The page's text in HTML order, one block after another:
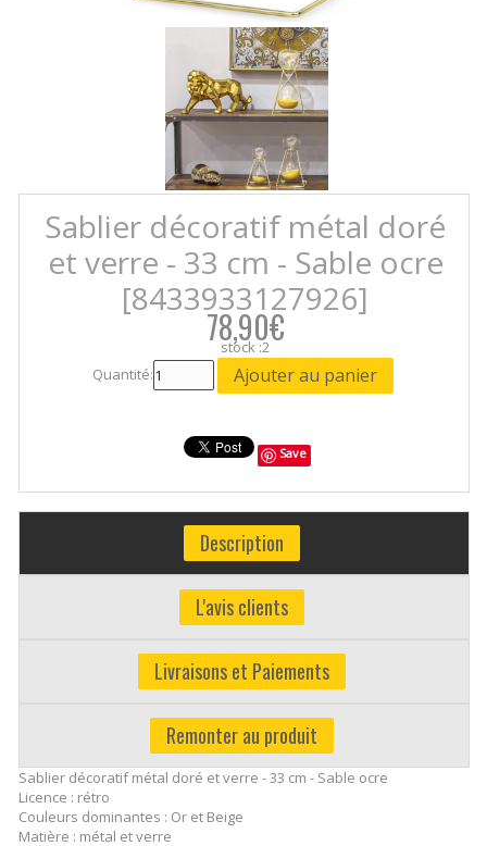
Sablier décoratif métal doré
et verre - 33 cm - Sable ocre
[8433933127926]
78,90€
stock :2
Quantité:
Save
Description
L'avis clients
Livraisons et Paiements
Remonter au produit
Sablier décoratif métal doré et verre - 33 cm - Sable ocre
Licence : rétro
Couleurs dominantes : Or et Beige
Matière : métal et verre